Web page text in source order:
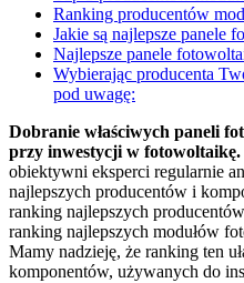
Ranking producentów
Jakie są najlepsze panele
Najlepsze panele
Wybierając producenta
pod uwagę:
Dobranie właściwych paneli
przy inwestycji w fotowoltaikę.
obiektywni eksperci regularnie
najlepszych producentów i
ranking najlepszych
ranking najlepszych modułów
Mamy nadzieję, że ranking ten
komponentów, używanych do